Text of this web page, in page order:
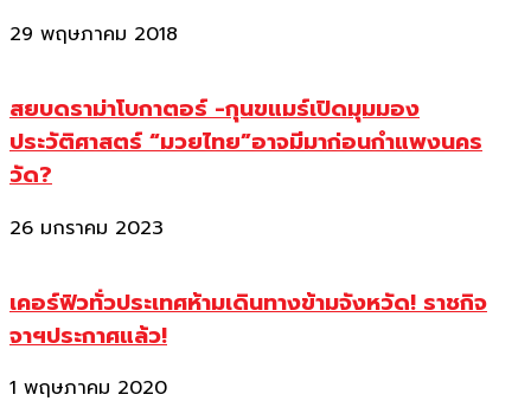
29 พฤษภาคม 2018
สยบดราม่าโบกาตอร์ -กุนขแมร์เปิดมุมมอง
ประวัติศาสตร์ “มวยไทย”อาจมีมาก่อนกำแพงนคร
วัด?
26 มกราคม 2023
เคอร์ฟิวทั่วประเทศห้ามเดินทางข้ามจังหวัด! ราชกิจ
จาฯประกาศแล้ว!
1 พฤษภาคม 2020